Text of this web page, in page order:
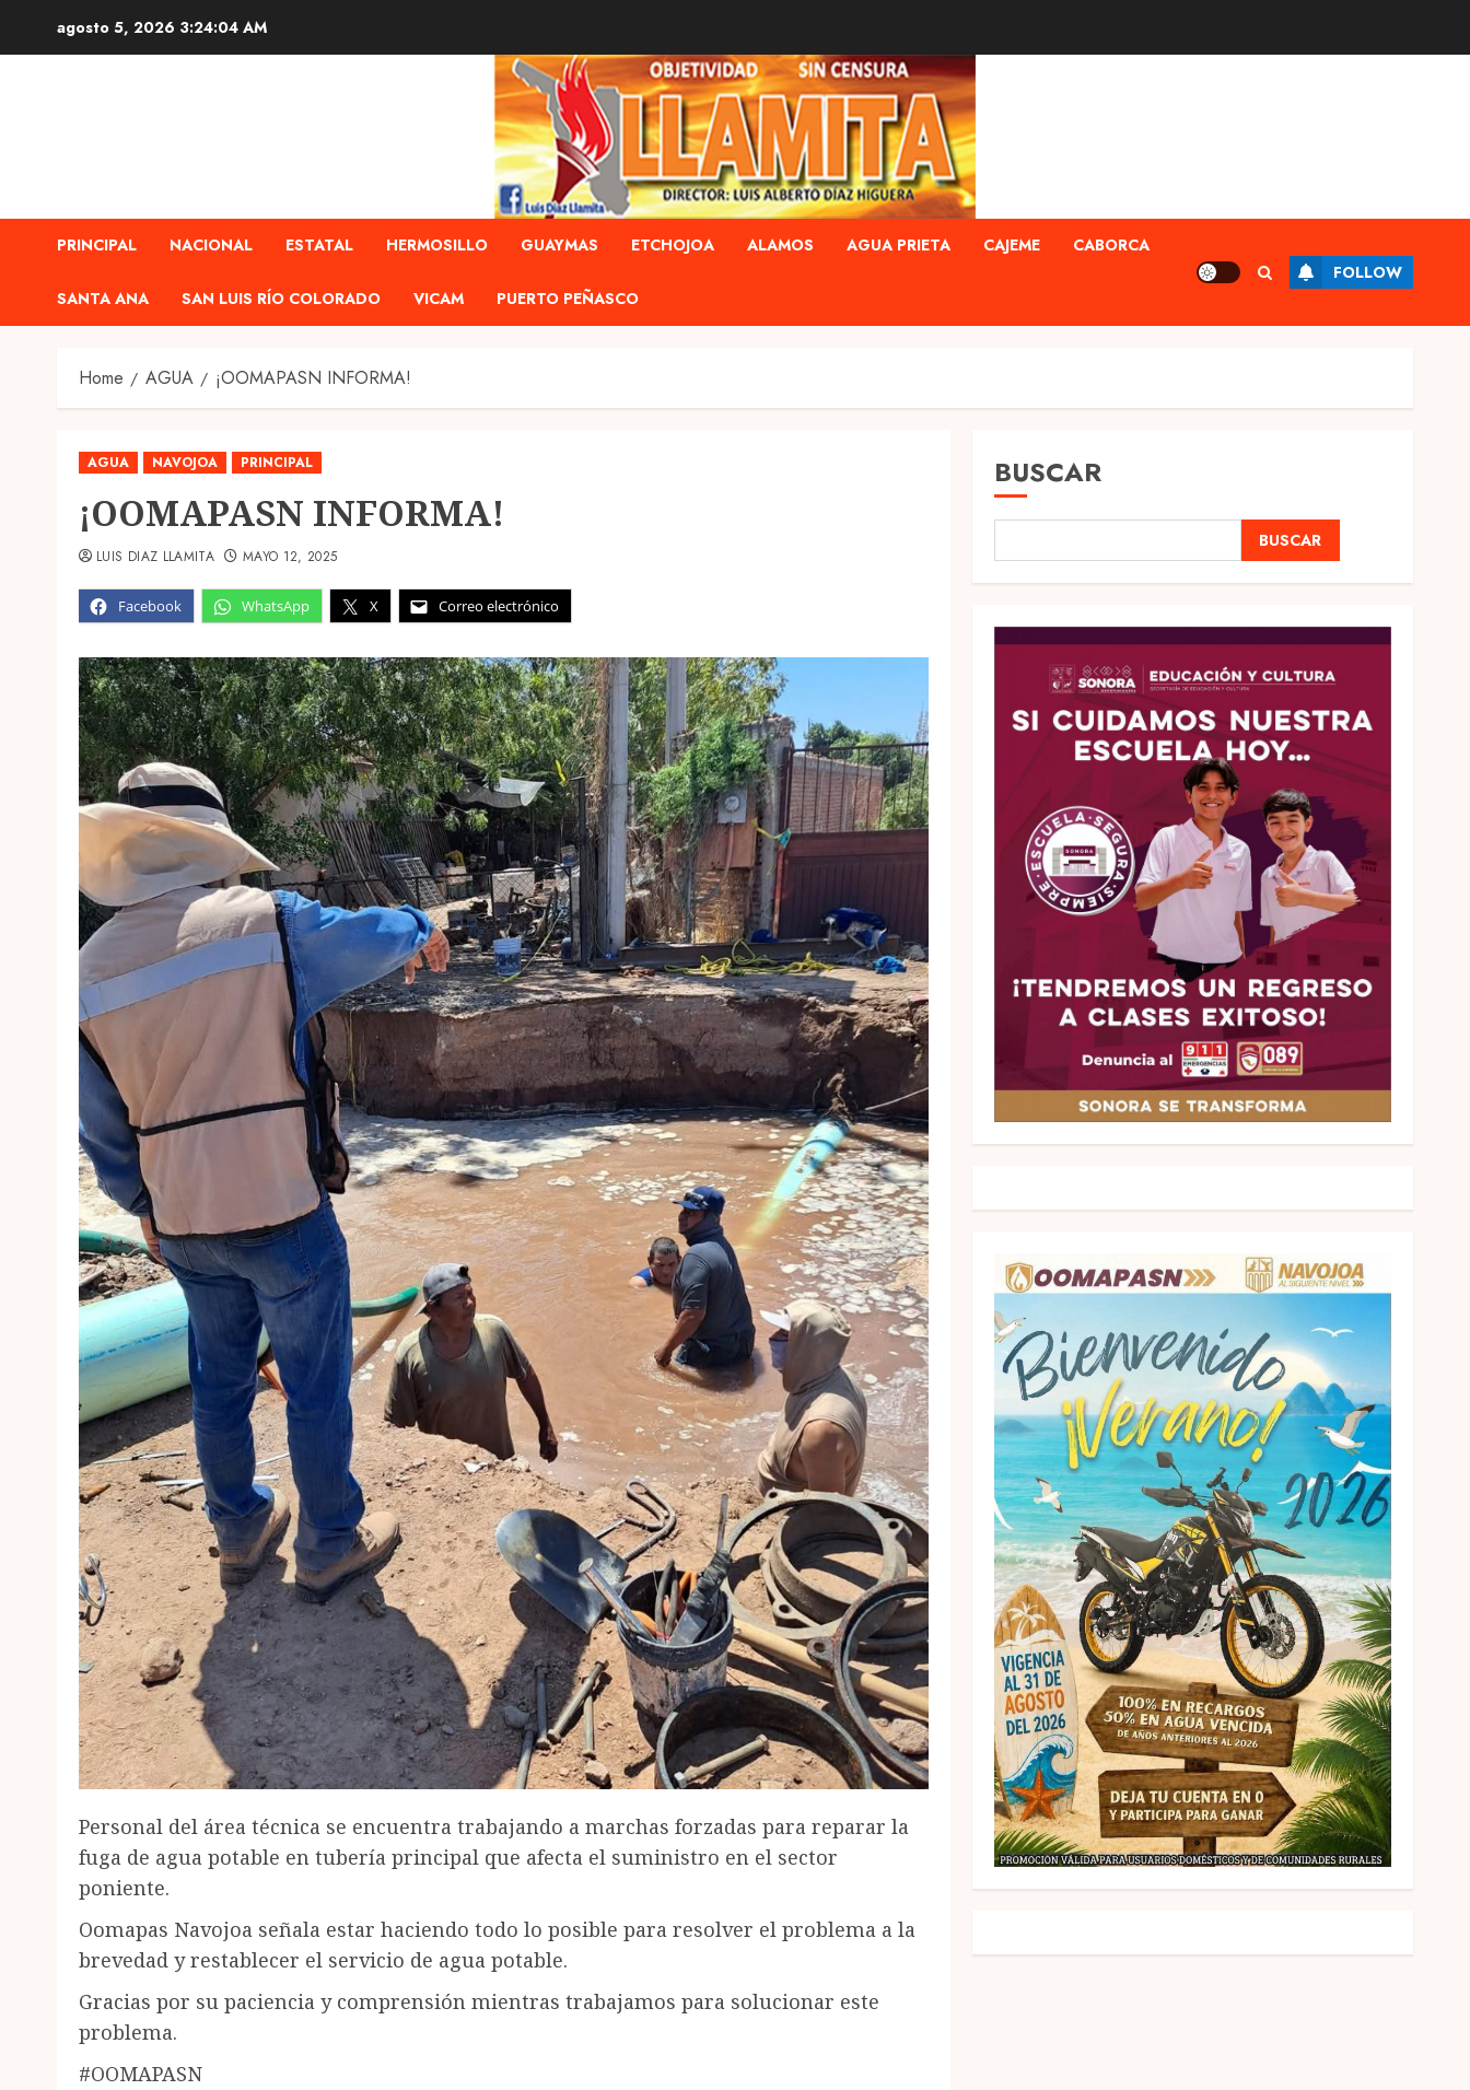
agosto 5, 2026 3:24:06 AM
PRINCIPAL NACIONAL ESTATAL HERMOSILLO GUAYMAS ETCHOJOA ALAMOS AGUA PRIETA CAJEME CABORCA
SANTA ANA SAN LUIS RÍO COLORADO VICAM PUERTO PEÑASCO
FOLLOW
Home AGUA ¡OOMAPASN INFORMA!
AGUA NAVOJOA PRINCIPAL
¡OOMAPASN INFORMA!
Facebook WhatsApp X Correo electrónico
LUIS DIAZ LLAMITA MAYO 12, 2025
Personal del área técnica se encuentra trabajando a marchas forzadas para reparar la
fuga de agua potable en tubería principal que afecta el suministro en el sector
poniente.
Oomapas Navojoa señala estar haciendo todo lo posible para resolver el problema a la
brevedad y restablecer el servicio de agua potable.
Gracias por su paciencia y comprensión mientras trabajamos para solucionar este
problema.
#OOMAPASN
BUSCAR
BUSCAR